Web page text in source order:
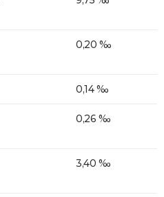
0,20 ‰
0,14 ‰
0,26 ‰
3,40 ‰